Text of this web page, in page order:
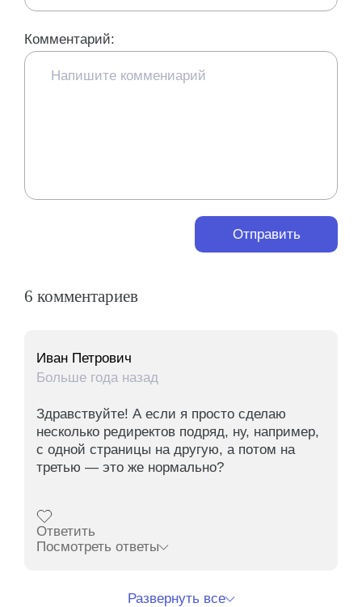
Комментарий:
Отправить
6 комментариев
Иван Петрович
Больше года назад
Здравствуйте! А если я просто сделаю
несколько редиректов подряд, ну, например,
с одной страницы на другую, а потом на
третью — это же нормально?
Ответить
Посмотреть ответы
Развернуть все